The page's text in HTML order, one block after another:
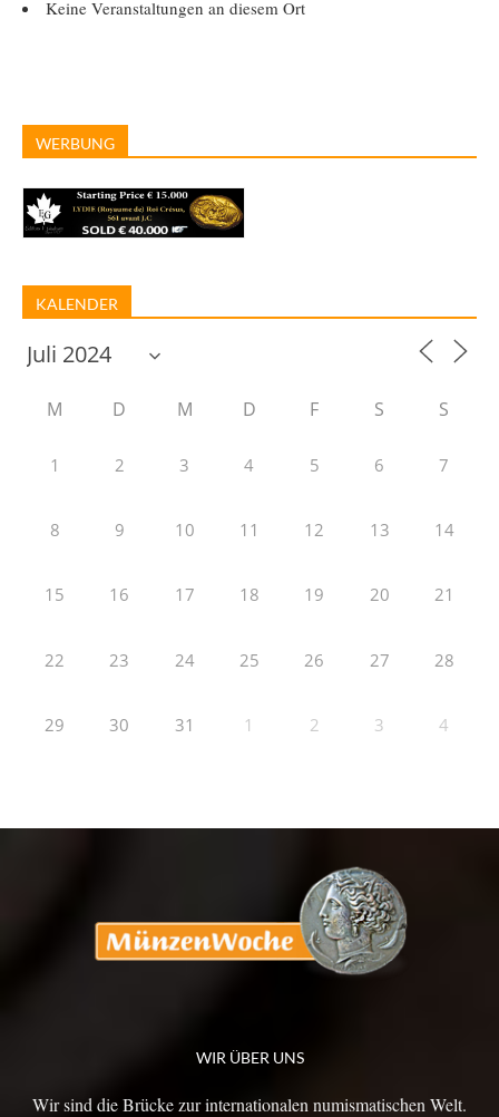
Keine Veranstaltungen an diesem Ort
WERBUNG
KALENDER
M D M D F S S
1 2 3 4 5 6 7
8 9 10 11 12 13 14
15 16 17 18 19 20 21
22 23 24 25 26 27 28
29 30 31 1 2 3 4
WIR ÜBER UNS
Wir sind die Brücke zur internationalen numismatischen Welt.